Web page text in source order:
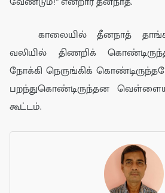
காலையில் தீனநாத் தாங்க
வலியில் திணறிக்
நோக்கி நெருங்கிக்
பறந்துகொண்டிருந்தன வெள்ளை
கூட்டம்.